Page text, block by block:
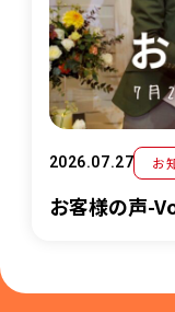
2026.07.27 お
お客様の声-